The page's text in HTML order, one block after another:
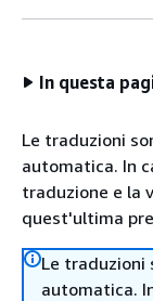
In questa
Le traduzioni
automatica. In
traduzione e la
quest'ultima
Le
automatica.